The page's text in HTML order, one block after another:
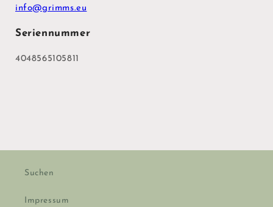
info@grimms.eu
Seriennummer
4048565105811
Suchen
Impressum